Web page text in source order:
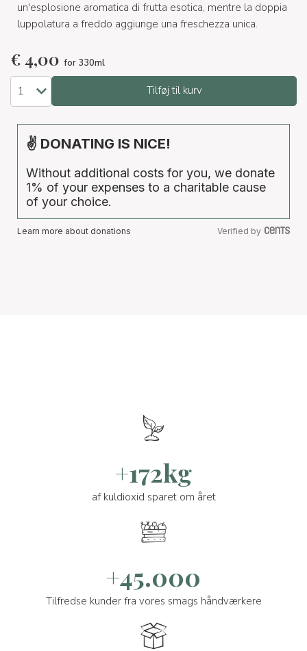
un'esplosione aromatica di frutta esotica, mentre la doppia
luppolatura a freddo aggiunge una freschezza unica.
€4,00 for 330ml
Tilføj til kurv
✌ DONATING IS NICE!
Without additional costs for you, we donate
1% of your expenses to a charitable cause
of your choice.
Learn more about donations Verified by
+172kg
af kuldioxid sparet om året
+45.000
Tilfredse kunder fra vores smags håndværkere